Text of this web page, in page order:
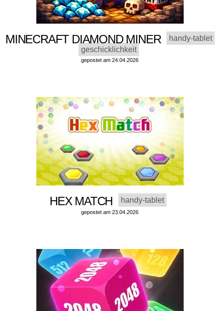
MINECRAFT DIAMOND MINER
handy-tablet
geschicklichkeit
gepostet am 24.04.2026
HEX MATCH handy-tablet
gepostet am 23.04.2026